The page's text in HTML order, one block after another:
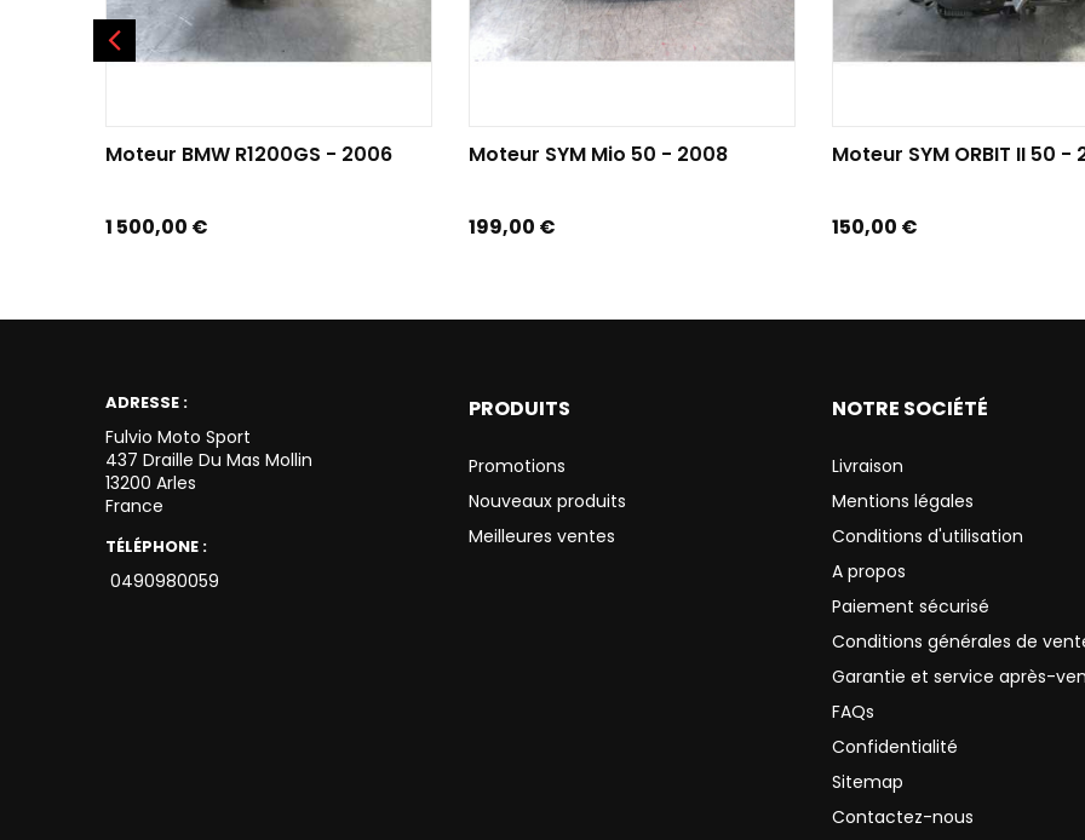
Moteur BMW R1200GS - 2006
Prix
1 500,00 €
Moteur SYM Mio 50 - 2008
Prix
199,00 €
Moteur SYM ORBIT II 50 -
Prix
150,00 €
ADRESSE :
Fulvio Moto Sport
437 Draille Du Mas Mollin
13200 Arles
France
TÉLÉPHONE :
0490980059
PRODUITS
Promotions
Nouveaux produits
Meilleures ventes
NOTRE SOCIÉTÉ
Livraison
Mentions légales
Conditions d'utilisation
A propos
Paiement sécurisé
Conditions générales de
Garantie et service après-
FAQs
Confidentialité
Sitemap
Contactez-nous